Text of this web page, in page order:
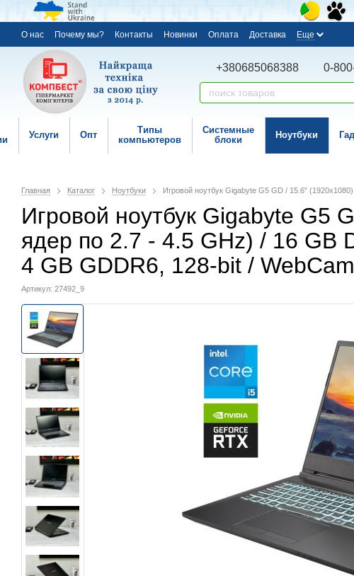
О нас Почему мы? Контакты Новинки Оплата Доставка Еще
+380685068388 0-
Услуги Опт
Типы
компьютеров
Системные
блоки
Ноутбуки
Главная Каталог Ноутбуки Игровой ноутбук Gigabyte G5 GD / 15.6"
Игровой ноутбук Gigabyte G5
ядер по 2.7 - 4.5 GHz) / 16 GB
4 GB GDDR6, 128-bit /
Артикул: 27492_9